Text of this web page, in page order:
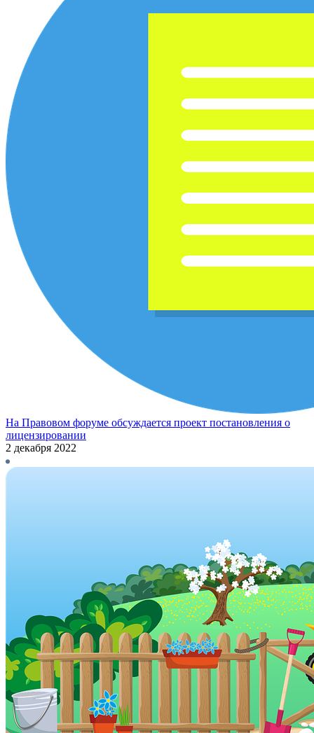
На Правовом форуме обсуждается проект постановления о
лицензировании
2 декабря 2022